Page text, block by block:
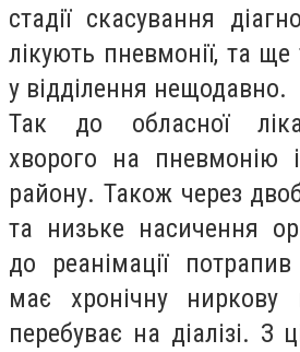
стадії скасування
лікують пневмонії, та ще
у відділення нещодавно.
Так до обласної
хворого на пневмонію
району. Також через
та низьке насичення
до реанімації
має хронічну ниркову
перебуває на діалізі. З